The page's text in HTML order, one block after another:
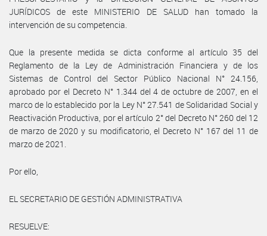
JURÍDICOS de este MINISTERIO DE SALUD han tomado la
intervención de su competencia.
Que la presente medida se dicta conforme al artículo 35 del
Reglamento de la Ley de Administración Financiera y de los
Sistemas de Control del Sector Público Nacional N° 24.156,
aprobado por el Decreto N° 1.344 del 4 de octubre de 2007, en el
marco de lo establecido por la Ley N° 27.541 de Solidaridad Social y
Reactivación Productiva, por el artículo 2° del Decreto N° 260 del 12
de marzo de 2020 y su modificatorio, el Decreto N° 167 del 11 de
marzo de 2021.
Por ello,
EL SECRETARIO DE GESTIÓN ADMINISTRATIVA
RESUELVE: